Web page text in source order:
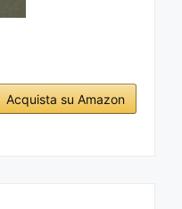
Acquista su Amazon